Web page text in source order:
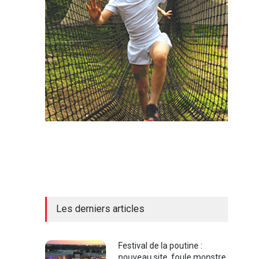
Les derniers articles
Festival de la poutine :
nouveau site, foule monstre